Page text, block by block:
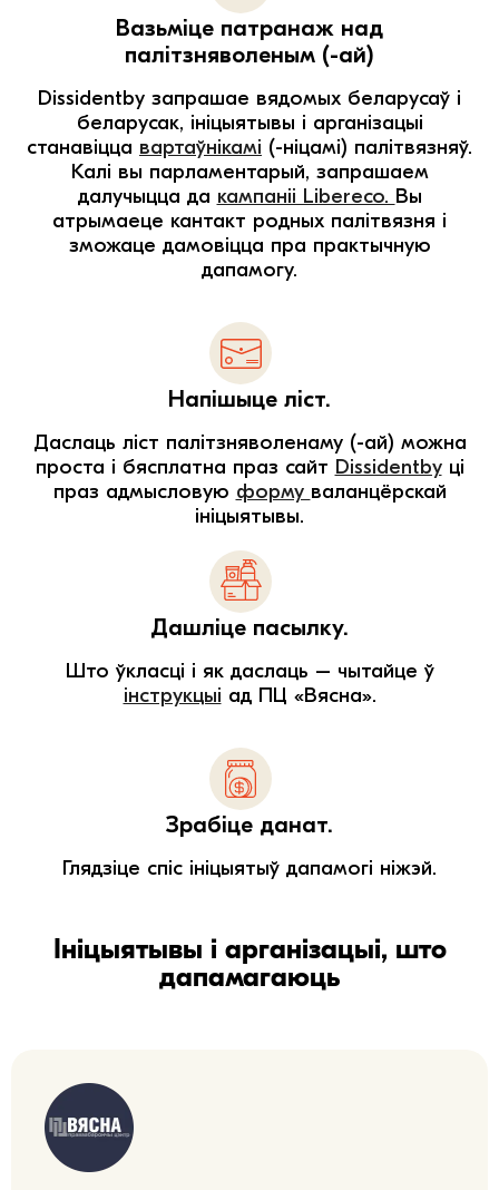
Вазьміце патранаж над
палітзняволеным (-ай)
Dissidentby запрашае вядомых беларусаў і
беларусак, ініцыятывы і арганізацыі
станавіцца вартаўнікамі (-ніцамі) палітвязняў.
Калі вы парламентарый, запрашаем
далучыцца да кампаніі Libereco. Вы
атрымаеце кантакт родных палітвязня і
зможаце дамовіцца пра практычную
дапамогу.
Напішыце ліст.
Даслаць ліст палітзняволенаму (-ай) можна
проста і бясплатна праз сайт Dissidentbyці
праз адмысловую форму валанцёрскай
ініцыятывы.
Дашліце пасылку.
Што ўкласці і як даслаць – чытайце ў
інструкцыі ад ПЦ «Вясна».
Зрабіце данат.
Глядзіце спіс ініцыятыў дапамогі ніжэй.
Ініцыятывы і арганізацыі, што
дапамагаюць